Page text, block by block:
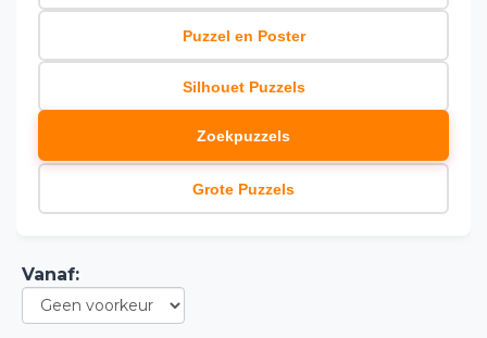
Puzzel en Poster
Silhouet Puzzels
Zoekpuzzels
Grote Puzzels
Vanaf: